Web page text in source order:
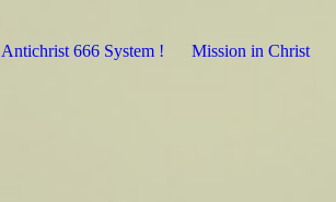
Antichrist 666 System ! Mission in Christ